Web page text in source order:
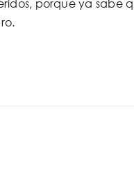
porque ya sabe